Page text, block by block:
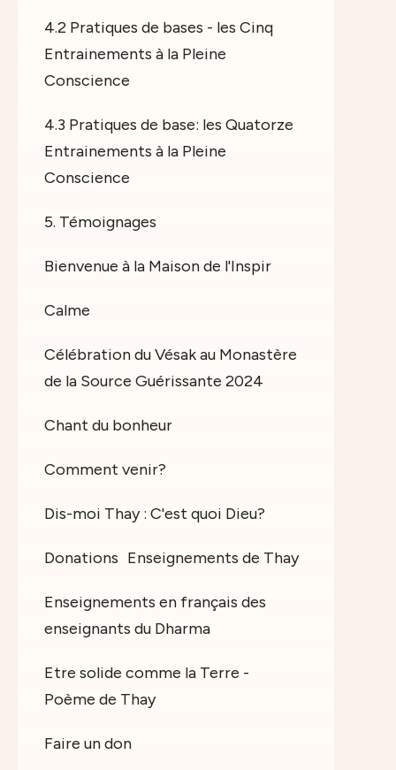
4.2 Pratiques de bases - les Cinq
Entrainements à la Pleine
Conscience
4.3 Pratiques de base: les Quatorze
Entrainements à la Pleine
Conscience
5. Témoignages
Bienvenue à la Maison de l'Inspir
Calme
Célébration du Vésak au Monastère
de la Source Guérissante 2024
Chant du bonheur
Comment venir?
Dis-moi Thay : C'est quoi Dieu?
Donations Enseignements de Thay
Enseignements en français des
enseignants du Dharma
Etre solide comme la Terre -
Poème de Thay
Faire un don